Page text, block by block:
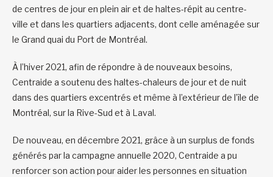
de centres de jour en plein air et de haltes-répit au centre-
ville et dans les quartiers adjacents, dont celle aménagée sur
le Grand quai du Port de Montréal.
À l’hiver 2021, afin de répondre à de nouveaux besoins,
Centraide a soutenu des haltes-chaleurs de jour et de nuit
dans des quartiers excentrés et même à l’extérieur de l’île de
Montréal, sur la Rive-Sud et à Laval.
De nouveau, en décembre 2021, grâce à un surplus de fonds
générés par la campagne annuelle 2020, Centraide a pu
renforcer son action pour aider les personnes en situation